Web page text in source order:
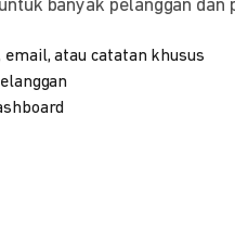
banyak pelanggan dan
atau catatan khusus